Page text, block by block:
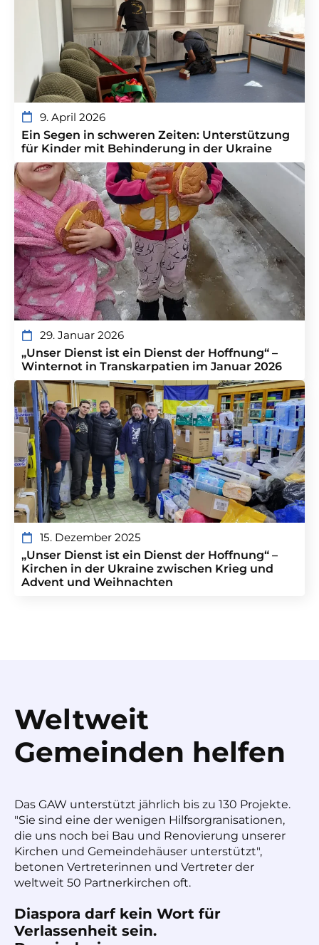
9. April 2026
Ein Segen in schweren Zeiten: Unterstützung
für Kinder mit Behinderung in der Ukraine
29. Januar 2026
„Unser Dienst ist ein Dienst der Hoffnung“ –
Winternot in Transkarpatien im Januar 2026
15. Dezember 2025
„Unser Dienst ist ein Dienst der Hoffnung“ –
Kirchen in der Ukraine zwischen Krieg und
Advent und Weihnachten
Weltweit
Gemeinden helfen
Das GAW unterstützt jährlich bis zu 130 Projekte.
"Sie sind eine der wenigen Hilfsorgranisationen,
die uns noch bei Bau und Renovierung unserer
Kirchen und Gemeindehäuser unterstützt",
betonen Vertreterinnen und Vertreter der
weltweit 50 Partnerkirchen oft.
Diaspora darf kein Wort für
Verlassenheit sein.